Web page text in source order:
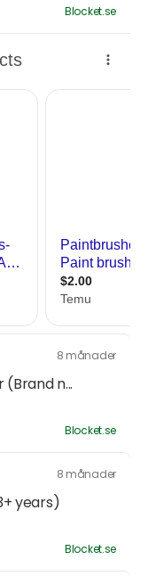
Blocket.se
8 månader
n...
Blocket.se
8 månader
years)
Blocket.se